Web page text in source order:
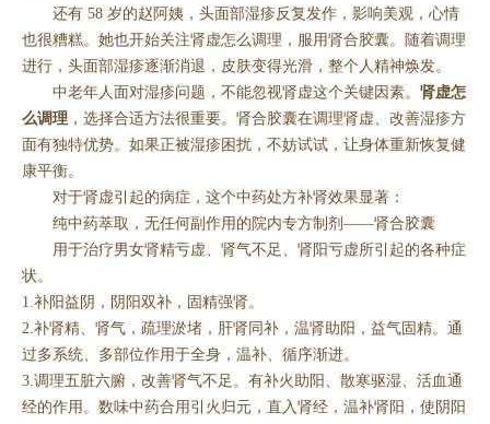
还有 58 岁的赵阿姨，头面部湿疹反复发作，影响美观，心情
也很糟糕。她也开始关注肾虚怎么调理，服用肾合胶囊。随着调理
进行，头面部湿疹逐渐消退，皮肤变得光滑，整个人精神焕发。
中老年人面对湿疹问题，不能忽视肾虚这个关键因素。 肾虚怎
么调理 ，选择合适方法很重要。肾合胶囊在调理肾虚、改善湿疹方
面有独特优势。如果正被湿疹困扰，不妨试试，让身体重新恢复健
康平衡。
对于肾虚引起的病症，这个中药处方补肾效果显著：
纯中药萃取，无任何副作用的院内专方制剂——肾合胶囊
用于治疗男女肾精亏虚、肾气不足、肾阳亏虚所引起的各种症
状。
1.补阳益阴，阴阳双补，固精强肾。
2.补肾精、肾气，疏理淤堵，肝肾同补，温肾助阳，益气固精。通
过多系统、多部位作用于全身，温补、循序渐进。
3.调理五脏六腑，改善肾气不足。有补火助阳、散寒驱湿、活血通
经的作用。数味中药合用引火归元，直入肾经，温补肾阳，使阴阳